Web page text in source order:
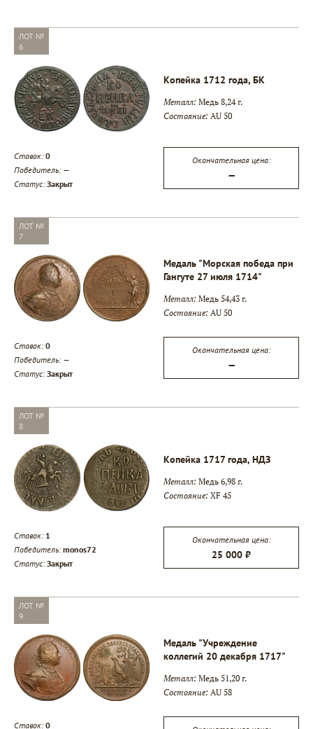
ЛОТ №
6
Копейка 1712 года, БК
Металл: Медь 8,24 г.
Состояние: AU 50
Ставок:0
Победитель: —
Статус:Закрыт
Окончательная цена:
—
ЛОТ №
7
Медаль "Морская победа при
Гангуте 27 июля 1714"
Металл: Медь 54,43 г.
Состояние: AU 50
Ставок:0
Победитель: —
Статус:Закрыт
Окончательная цена:
—
ЛОТ №
8
Копейка 1717 года, НДЗ
Металл: Медь 6,98 г.
Состояние: XF 45
Ставок: 1
Победитель: monos72
Статус:Закрыт
Окончательная цена:
25 000 ₽
ЛОТ №
9
Медаль "Учреждение
коллегий 20 декабря 1717"
Металл: Медь 51,20 г.
Состояние: AU 58
Ставок:0